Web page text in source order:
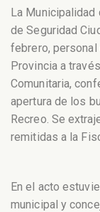
La
de Seguridad
febrero,
Provincia a
Comunitaria,
apertura de los
Recreo. Se
remitidas a la
En el acto
municipal y